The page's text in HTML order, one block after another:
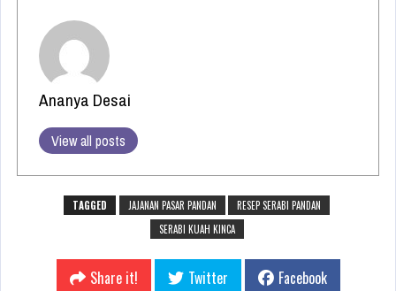
Ananya Desai
View all posts
TAGGED JAJANAN PASAR PANDAN
RESEP SERABI PANDAN
SERABI KUAH KINCA
Share it! Twitter Facebook